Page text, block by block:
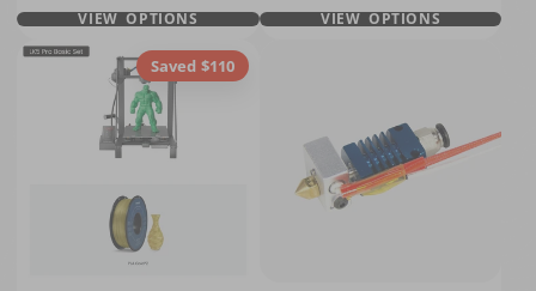
VIEW OPTIONS VIEW OPTIONS
Saved $110